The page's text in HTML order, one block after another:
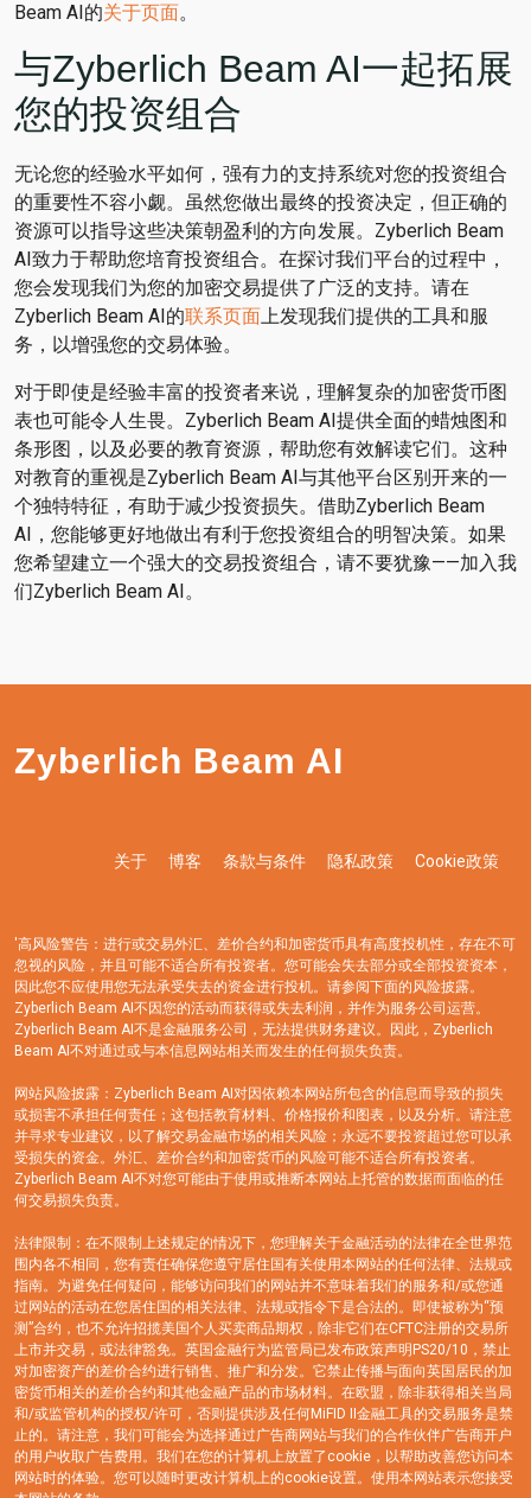
Beam AI的关于页面。
与Zyberlich Beam AI一起拓展
您的投资组合
无论您的经验水平如何，强有力的支持系统对您的投资组合
的重要性不容小觑。虽然您做出最终的投资决定，但正确的
资源可以指导这些决策朝盈利的方向发展。Zyberlich Beam
AI致力于帮助您培育投资组合。在探讨我们平台的过程中，
您会发现我们为您的加密交易提供了广泛的支持。请在
Zyberlich Beam AI的联系页面上发现我们提供的工具和服
务，以增强您的交易体验。
对于即使是经验丰富的投资者来说，理解复杂的加密货币图
表也可能令人生畏。Zyberlich Beam AI提供全面的蜡烛图和
条形图，以及必要的教育资源，帮助您有效解读它们。这种
对教育的重视是Zyberlich Beam AI与其他平台区别开来的一
个独特特征，有助于减少投资损失。借助Zyberlich Beam
AI，您能够更好地做出有利于您投资组合的明智决策。如果
您希望建立一个强大的交易投资组合，请不要犹豫——加入我
们Zyberlich Beam AI。
Zyberlich Beam AI
关于 博客 条款与条件 隐私政策 Cookie政策
'高风险警告：进行或交易外汇、差价合约和加密货币具有高度投机性，存在不可
忽视的风险，并且可能不适合所有投资者。您可能会失去部分或全部投资资本，
因此您不应使用您无法承受失去的资金进行投机。请参阅下面的风险披露。
Zyberlich Beam AI不因您的活动而获得或失去利润，并作为服务公司运营。
Zyberlich Beam AI不是金融服务公司，无法提供财务建议。因此，Zyberlich
Beam AI不对通过或与本信息网站相关而发生的任何损失负责。
网站风险披露：Zyberlich Beam AI对因依赖本网站所包含的信息而导致的损失
或损害不承担任何责任；这包括教育材料、价格报价和图表，以及分析。请注意
并寻求专业建议，以了解交易金融市场的相关风险；永远不要投资超过您可以承
受损失的资金。外汇、差价合约和加密货币的风险可能不适合所有投资者。
Zyberlich Beam AI不对您可能由于使用或推断本网站上托管的数据而面临的任
何交易损失负责。
法律限制：在不限制上述规定的情况下，您理解关于金融活动的法律在全世界范
围内各不相同，您有责任确保您遵守居住国有关使用本网站的任何法律、法规或
指南。为避免任何疑问，能够访问我们的网站并不意味着我们的服务和/或您通
过网站的活动在您居住国的相关法律、法规或指令下是合法的。即使被称为“预
测”合约，也不允许招揽美国个人买卖商品期权，除非它们在CFTC注册的交易所
上市并交易，或法律豁免。英国金融行为监管局已发布政策声明PS20/10，禁止
对加密资产的差价合约进行销售、推广和分发。它禁止传播与面向英国居民的加
密货币相关的差价合约和其他金融产品的市场材料。在欧盟，除非获得相关当局
和/或监管机构的授权/许可，否则提供涉及任何MiFID II金融工具的交易服务是禁
止的。请注意，我们可能会为选择通过广告商网站与我们的合作伙伴广告商开户
的用户收取广告费用。我们在您的计算机上放置了cookie，以帮助改善您访问本
网站时的体验。您可以随时更改计算机上的cookie设置。使用本网站表示您接受